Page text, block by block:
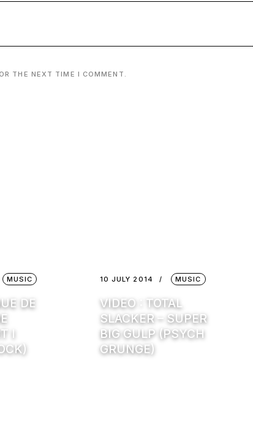
THE NEXT TIME I COMMENT.
MUSIC
DE
I
10 JULY 2014 MUSIC
VIDEO : TOTAL
SLACKER – SUPER
BIG GULP (PSYCH
GRUNGE)